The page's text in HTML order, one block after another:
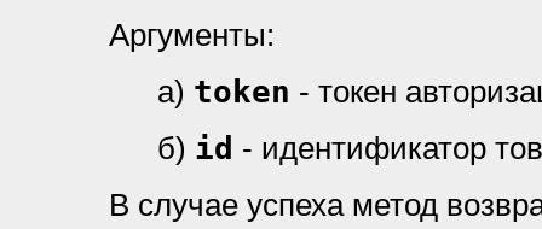
Аргументы:
а) token - токен
б) id - идентификатор
В случае успеха метод